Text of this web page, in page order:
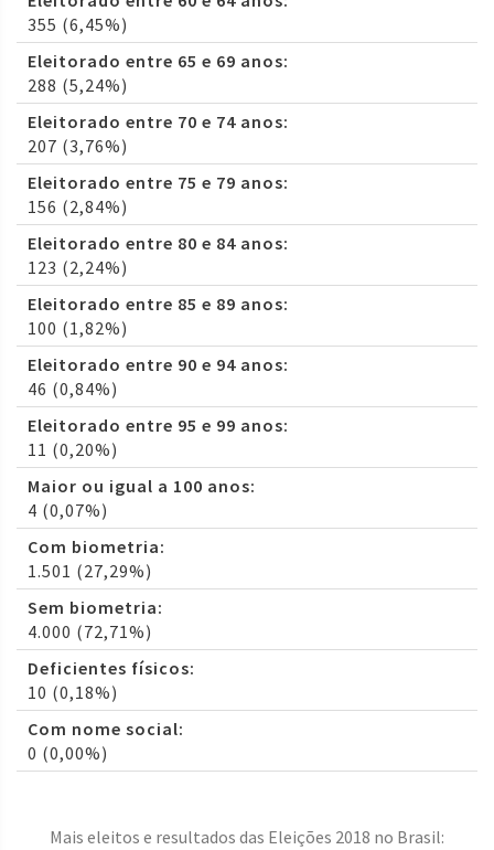
355 (6,45%)
Eleitorado entre 65 e 69 anos:
288 (5,24%)
Eleitorado entre 70 e 74 anos:
207 (3,76%)
Eleitorado entre 75 e 79 anos:
156 (2,84%)
Eleitorado entre 80 e 84 anos:
123 (2,24%)
Eleitorado entre 85 e 89 anos:
100 (1,82%)
Eleitorado entre 90 e 94 anos:
46 (0,84%)
Eleitorado entre 95 e 99 anos:
11 (0,20%)
Maior ou igual a 100 anos:
4 (0,07%)
Com biometria:
1.501 (27,29%)
Sem biometria:
4.000 (72,71%)
Deficientes físicos:
10 (0,18%)
Com nome social:
0 (0,00%)
Mais eleitos e resultados das Eleições 2018 no Brasil: